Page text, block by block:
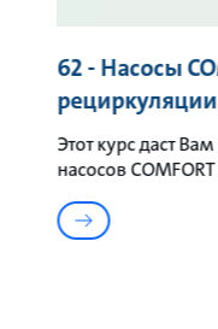
62 - Насосы
Этот курс даст
насосов